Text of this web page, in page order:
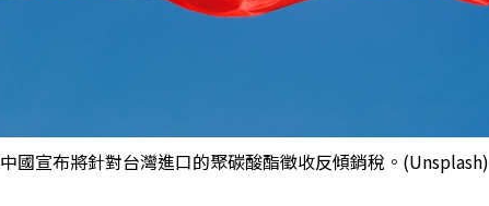
中國宣布將針對台灣進口的聚碳酸酯徵收反傾銷稅。(Unsplash)